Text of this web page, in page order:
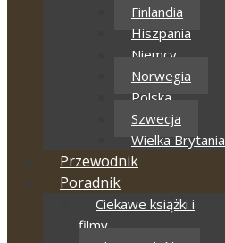
Finlandia
Hiszpania
Niemcy
Norwegia
Polska
Szwecja
Wielka Brytania
Przewodnik
Poradnik
Ciekawe książki i
filmy